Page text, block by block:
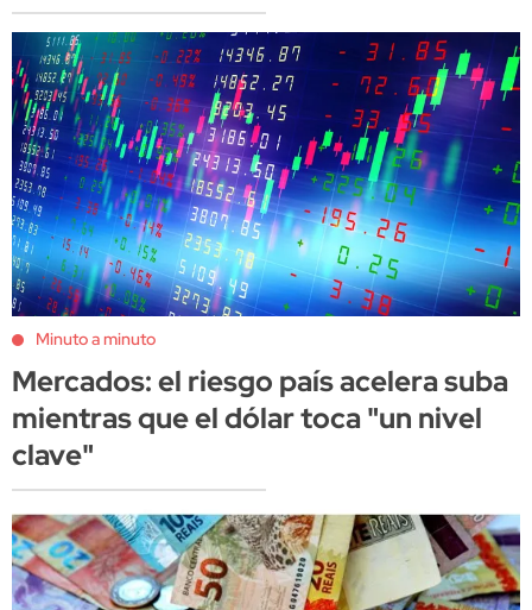
Minuto a minuto
Mercados: el riesgo país acelera suba
mientras que el dólar toca "un nivel
clave"